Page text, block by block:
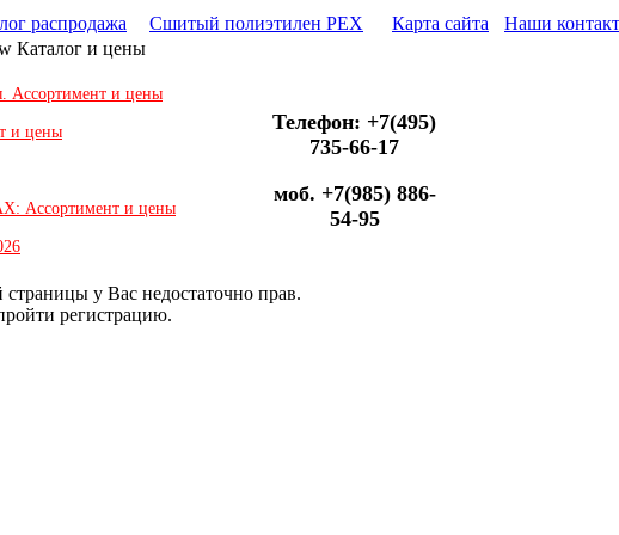
распродажа Сшитый полиэтилен PEX Карта сайта
Наши
Каталог и цены
Ассортимент и цены
и цены
Ассортимент и цены
Телефон: +7(495)
735-66-17
моб. +7(985) 886-
54-95
у Вас недостаточно прав.
регистрацию.